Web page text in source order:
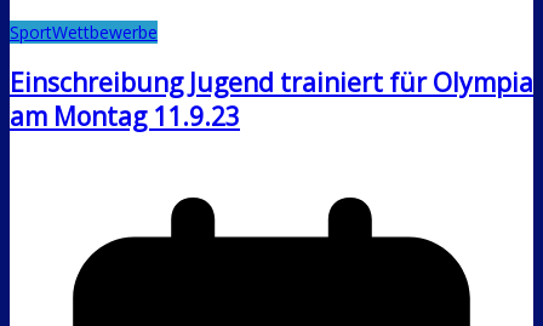
SportWettbewerbe
Einschreibung Jugend trainiert für Olympia
am Montag 11.9.23